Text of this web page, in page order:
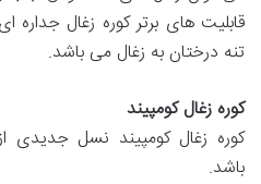
قابلیت های برتر کوره زغال
تنه درختان به زغال می باشد.
کوره زغال کومپیند
کوره زغال کومپیند نسل جدیدی
باشد.